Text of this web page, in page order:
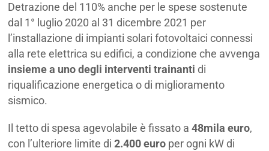
Detrazione del 110% anche per le spese sostenute
dal 1° luglio 2020 al 31 dicembre 2021 per
l’installazione di impianti solari fotovoltaici connessi
alla rete elettrica su edifici, a condizione che avvenga
insieme a uno degli interventi trainanti di
riqualificazione energetica o di miglioramento
sismico.
Il tetto di spesa agevolabile è fissato a48mila euro,
con l’ulteriore limite di2.400 euro per ogni kW di